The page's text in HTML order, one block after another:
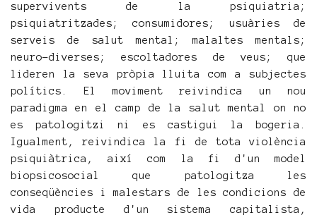
supervivents de la psiquiatria;
psiquiatritzades; consumidores; usuàries de
serveis de salut mental; malaltes mentals;
neuro-diverses; escoltadores de veus; que
lideren la seva pròpia lluita com a subjectes
polítics. El moviment reivindica un nou
paradigma en el camp de la salut mental on no
es patologitzi ni es castigui la bogeria.
Igualment, reivindica la fi de tota violència
psiquiàtrica, així com la fi d'un model
biopsicosocial que patologitza les
conseqüències i malestars de les condicions de
vida producte d'un sistema capitalista,